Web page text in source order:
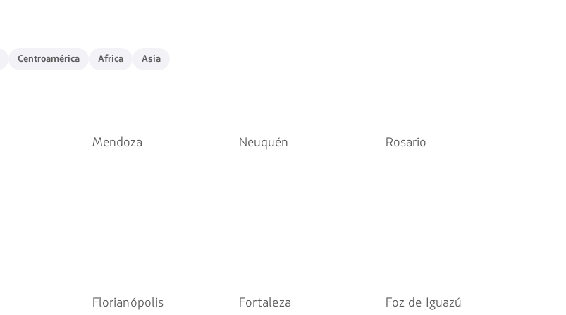
navegar
Centroamérica
Centroamérica Africa
Africa Asia
Asia
Mendoza Neuquén
Rosario
Florianópolis Fortaleza Foz de Iguazú